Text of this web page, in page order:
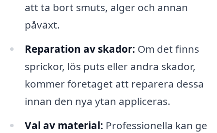
att ta bort smuts, alger och annan
påväxt.
Reparation av skador: Om det finns
sprickor, lös puts eller andra skador,
kommer företaget att reparera dessa
innan den nya ytan appliceras.
Val av material: Professionella kan ge